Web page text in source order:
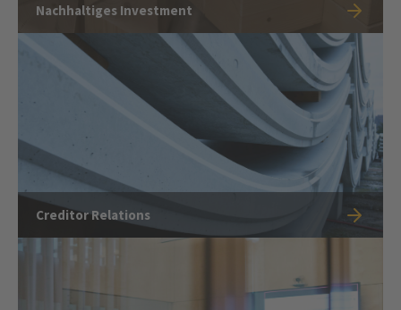
Nachhaltiges Investment
Creditor Relations